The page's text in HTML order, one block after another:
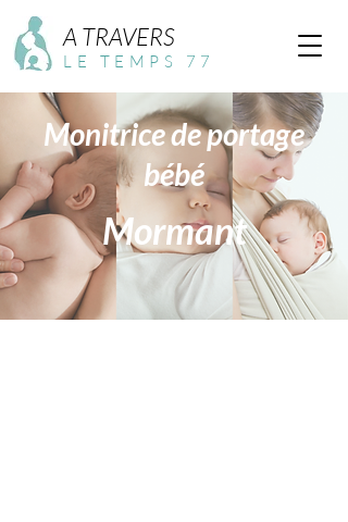
LE TEMPS 77
A TRAVERS
Monitrice de portage
bébé
Mormant